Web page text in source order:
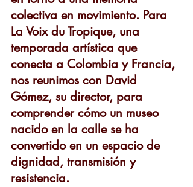
colectiva en movimiento. Para
La Voix du Tropique, una
temporada artística que
conecta a Colombia y Francia,
nos reunimos con David
Gómez, su director, para
comprender cómo un museo
nacido en la calle se ha
convertido en un espacio de
dignidad, transmisión y
resistencia.